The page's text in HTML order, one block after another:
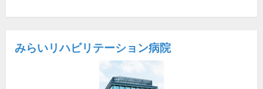
みらいリハビリテーション病院